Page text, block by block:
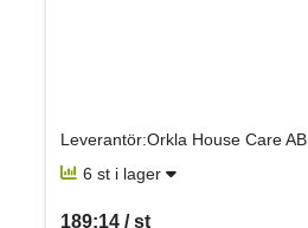
Leverantör:Orkla House Care AB
6 st i lager
189:14 / st